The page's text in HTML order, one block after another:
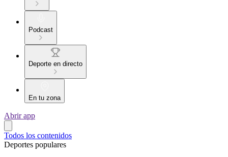
Podcast
Deporte en directo
En tu zona
Abrir app
Todos los contenidos
Deportes populares